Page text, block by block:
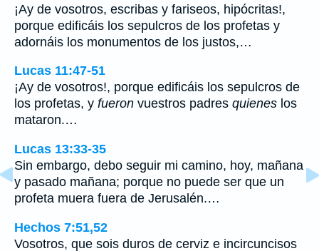
¡Ay de vosotros, escribas y fariseos, hipócritas!,
porque edificáis los sepulcros de los profetas y
adornáis los monumentos de los justos,…
Lucas 11:47-51
¡Ay de vosotros!, porque edificáis los sepulcros de
los profetas, y fueron vuestros padres quienes los
mataron.…
Lucas 13:33-35
Sin embargo, debo seguir mi camino, hoy, mañana
y pasado mañana; porque no puede ser que un
profeta muera fuera de Jerusalén.…
Hechos 7:51,52
Vosotros, que sois duros de cerviz e incircuncisos